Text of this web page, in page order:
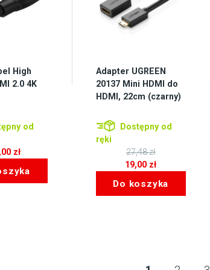
High
2.0 4K
od
zł
Adapter UGREEN
20137 Mini HDMI do
HDMI, 22cm (czarny)
Dostępny od
ręki
27,48zł
Pierwotna
wynosiła:
19,00 zł
cena
Do koszyka